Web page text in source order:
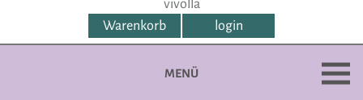
Warenkorb login
MENÜ